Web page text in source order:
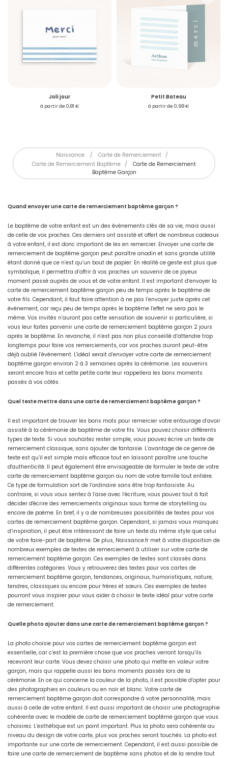
Joli jour
à partir de 0,81 €
Petit Bateau
à partir de 0,98 €
Naissance / Carte de Remerciement /
Carte de Remerciement Baptême /
Carte de Remerciement
Baptême Garçon
Quand envoyer une carte de remerciement baptême garçon ?
Le baptême de votre enfant est un des événements clés de sa vie, mais aussi
de celle de vos proches. Ces derniers ont assisté et offert de nombreux cadeaux
à votre enfant, il est donc important de les en remercier. Envoyer une carte de
remerciement de baptême garçon peut paraître anodin et sans grande utilité
étant donné que ce n’est qu’un bout de papier. En réalité ce geste est plus que
symbolique, il permettra d’offrir à vos proches un souvenir de ce joyeux
moment passé auprès de vous et de votre enfant. Il est important d’envoyer la
carte de remerciement baptême garçon peu de temps après le baptême de
votre fils. Cependant, il faut faire attention à ne pas l’envoyer juste après cet
événement, car reçu peu de temps après le baptême l’effet ne sera pas le
même. Vos invités n’auront pas cette sensation de souvenir si particulière, si
vous leur faites parvenir une carte de remerciement baptême garçon 2 jours
après le baptême. En revanche, il n’est pas non plus conseillé d’attendre trop
longtemps pour faire vos remerciements, car vos proches auront peut-être
déjà oublié l’événement. L'idéal serait d’envoyer votre carte de remerciement
baptême garçon environ 2 à 3 semaines après la cérémonie. Les souvenirs
seront encore frais et cette petite carte leur rappellera les bons moments
passés à vos côtés.
Quel texte mettre dans une carte de remerciement baptême garçon ?
Il est important de trouver les bons mots pour remercier votre entourage d’avoir
assisté à la cérémonie de baptême de votre fils. Vous pouvez choisir différents
types de texte. Si vous souhaitez rester simple, vous pouvez écrire un texte de
remerciement classique, sans ajouter de fantaisie. L’avantage de ce genre de
texte est qu’il est simple mais efficace tout en laissant paraître une touche
d'authenticité. Il peut également être envisageable de formuler le texte de votre
carte de remerciement baptême garçon au nom de votre famille tout entière.
Ce type de formulation sort de l’ordinaire sans être trop fantaisiste. Au
contraire, si vous vous sentez à l’aise avec l’écriture, vous pouvez tout à fait
décider d'écrire des remerciements originaux sous forme de storytelling ou
encore de poème. En bref, il y a de nombreuses possibilités de textes pour vos
cartes de remerciement baptême garçon. Cependant, si jamais vous manquez
d’inspiration, il peut être intéressant de faire un texte du même style que celui
de votre faire-part de baptême. De plus, Naissance.fr met à votre disposition de
nombreux exemples de textes de remerciement à utiliser sur votre carte de
remerciement baptême garçon. Ces exemples de textes sont classés dans
différentes catégories. Vous y retrouverez des textes pour vos cartes de
remerciement baptême garçon, tendances, originaux, humoristiques, nature,
tendres, classiques ou encore pour frères et sœurs. Ces exemples de textes
pourront vous inspirer pour vous aider à choisir le texte idéal pour votre carte
de remerciement.
Quelle photo ajouter dans une carte de remerciement baptême garçon ?
La photo choisie pour vos cartes de remerciement baptême garçon est
essentielle, car c’est la première chose que vos proches verront lorsqu’ils
recevront leur carte. Vous devez choisir une photo qui mette en valeur votre
garçon, mais qui rappelle aussi les bons moments passés lors de la
cérémonie. En ce qui concerne la couleur de la photo, il est possible d’opter pour
des photographies en couleurs ou en noir et blanc. Votre carte de
remerciement baptême garçon doit correspondre à votre personnalité, mais
aussi à celle de votre enfant. Il est aussi important de choisir une photographie
cohérente avec le modèle de carte de remerciement baptême garçon que vous
choisirez. L’esthétique est un point important. Plus la photo sera cohérente au
niveau du design de votre carte, plus vos proches seront touchés. La photo est
importante sur une carte de remerciement. Cependant, il est aussi possible de
faire une carte de remerciement de baptême sans photos et de la rendre tout
S'inscrire